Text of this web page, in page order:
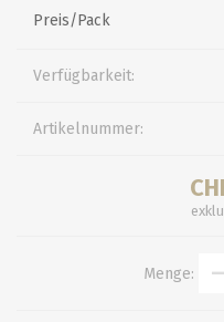
Preis/Pack
Verfügbarkeit:
Artikelnummer:
Menge: